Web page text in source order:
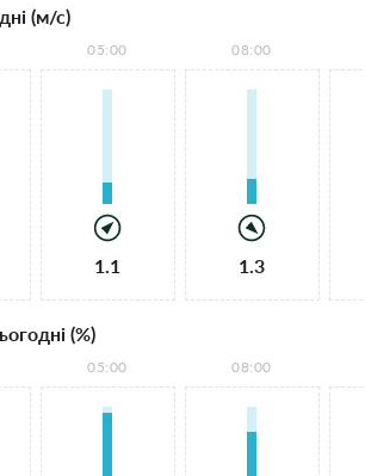
(м/с)
05:00
1.1
08:00
1.3
(%)
05:00 08:00